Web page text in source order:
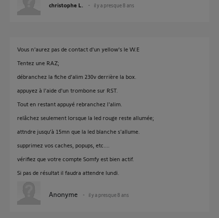
christophe L. il y a presque 8 ans
Vous n'aurez pas de contact d'un yellow's le W.E
Tentez une RAZ;
débranchez la fiche d'alim 230v derrière la box.
appuyez à l'aide d'un trombone sur RST.
Tout en restant appuyé rebranchez l'alim.
relâchez seulement lorsque la led rouge reste allumée;
attndre jusqu'à 15mn que la led blanche s'allume.
supprimez vos caches, popups, etc....
vérifiez que votre compte Somfy est bien actif.
Si pas de résultat il faudra attendre lundi.
Anonyme il y a presque 8 ans